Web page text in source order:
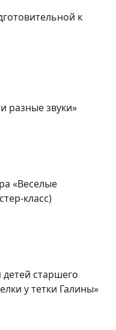
к
разные звуки»
«Веселые
класс)
старшего
у тетки Галины»